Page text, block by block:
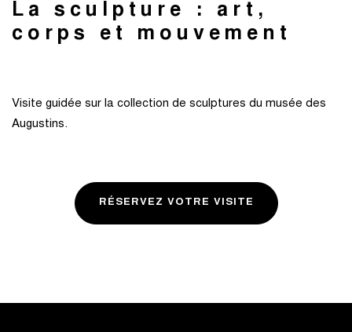
La sculpture : art,
corps et mouvement
Visite guidée sur la collection de sculptures du musée des
Augustins.
RÉSERVEZ VOTRE VISITE